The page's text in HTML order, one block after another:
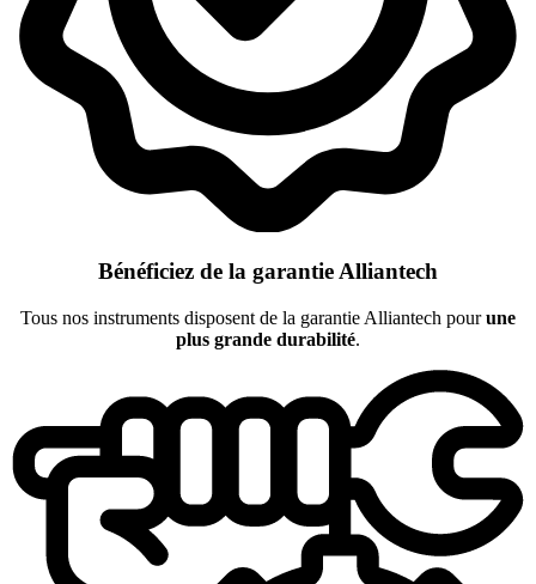
Bénéficiez de la garantie Alliantech
Tous nos instruments disposent de la garantie Alliantech pourune
plus grande durabilité.